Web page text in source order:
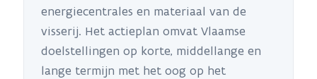
energiecentrales en materiaal van de
visserij. Het actieplan omvat Vlaamse
doelstellingen op korte, middellange en
lange termijn met het oog op het